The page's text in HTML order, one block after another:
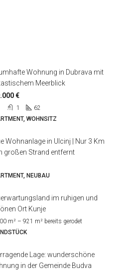
Wohnung in Dubrava mit
Meerblick
€
1
62
WOHNSITZ
Wohnanlage in Ulcinj | Nur 3 Km
großen Strand entfernt
NEUBAU
im ruhigen und
Ort Kunje
m² – 921 m² bereits gerodet
Lage: wunderschöne
in der Gemeinde Budva